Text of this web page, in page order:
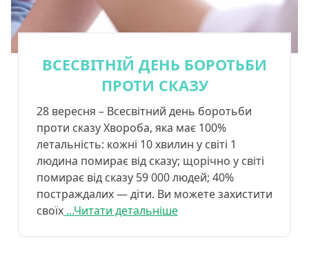
ВСЕСВІТНІЙ ДЕНЬ БОРОТЬБИ
ПРОТИ СКАЗУ
28 вересня – Всесвітний день боротьби
проти сказу Хвороба, яка має 100%
летальність: кожні 10 хвилин у світі 1
людина помирає від сказу; щорічно у світі
помирає від сказу 59 000 людей; 40%
постраждалих — діти. Ви можете захистити
своїх ...Читати детальніше